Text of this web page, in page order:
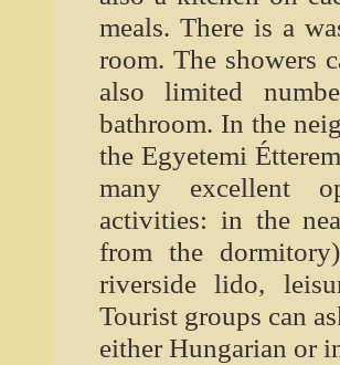
meals. There is a
room. The showers
also limited
bathroom. In the
the Egyetemi
many excellent
activities: in the
from the
riverside lido,
Tourist groups can
either Hungarian or